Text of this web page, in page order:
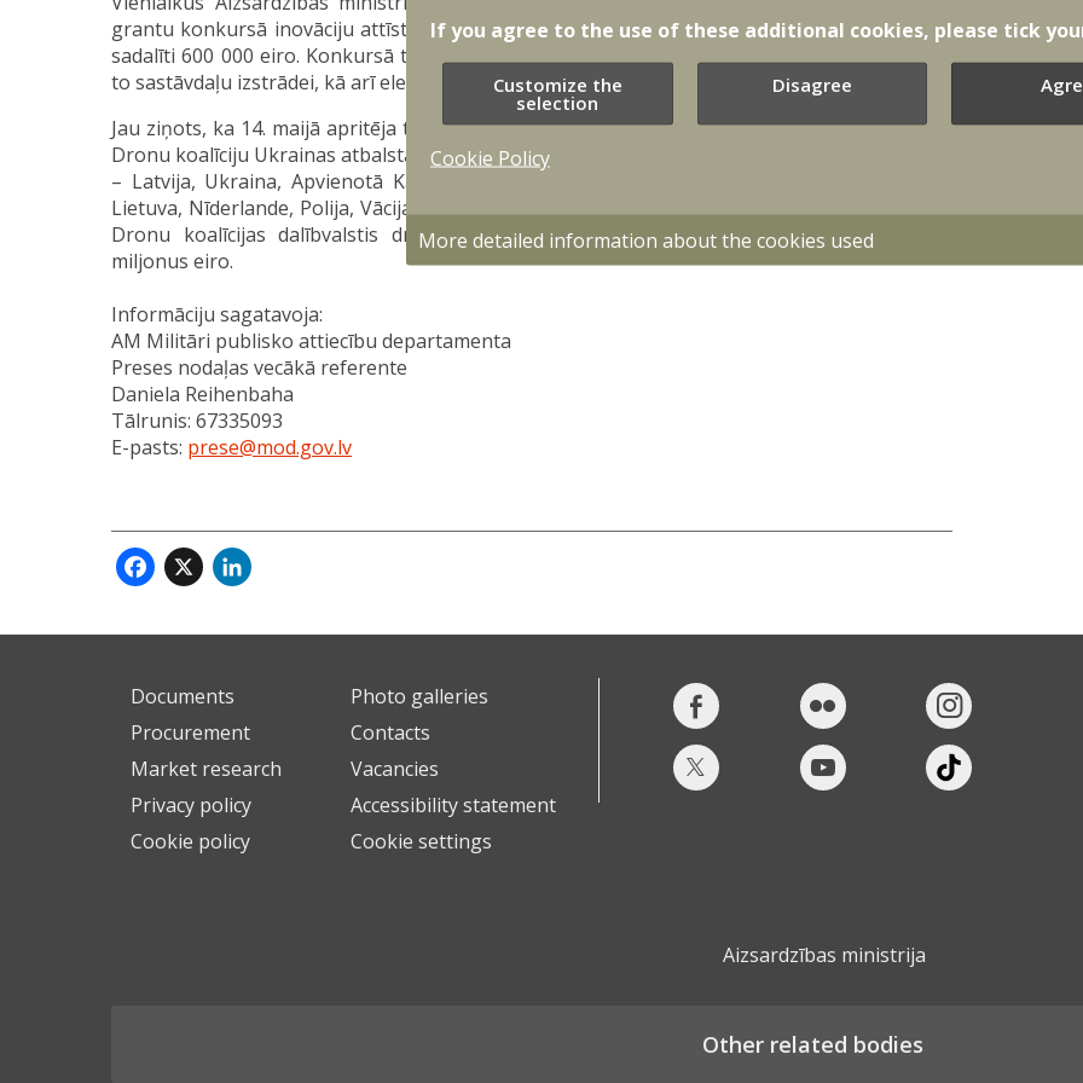
grantu konkursā inovāciju attīstībai bezpilota lidaparātu jomā, kurā starp uzvarētājiem tiks
sadalīti 600 000 eiro. Konkursā tiks atbalstīti projekti jaunu nometamās munīcijas lādiņu un
to sastāvdaļu izstrādei, kā arī elektroniskās karadarbības un pretdronu sistēmu attīstībai.
Jau ziņots, ka 14. maijā apritēja trīs mēneši kopš Latvija kopā ar Apvienoto Karalisti dibināja
Dronu koalīciju Ukrainas atbalstam. Par dalību dronu koalīcijā paziņojušas kopumā 14 valstis
– Latvija, Ukraina, Apvienotā Karaliste, Austrālija, Čehija, Dānija, Igaunija, Itālija, Kanāda,
Lietuva, Nīderlande, Polija, Vācija un Zviedrija. Tām var pievienoties vēl citas valstis. Līdz šim
Dronu koalīcijas dalībvalstis dronu ziedošanai Ukrainai piesaistījušas vairāk nekā 500
miljonus eiro.
Informāciju sagatavoja:
AM Militāri publisko attiecību departamenta
Preses nodaļas vecākā referente
Daniela Reihenbaha
Tālrunis: 67335093
E-pasts: prese@mod.gov.lv
Facebook
X
Documents
Photo galleries
Procurement
Contacts
Market research
Vacancies
Privacy policy
Accessibility statement
Cookie policy
Cookie settings
Aizsardzības ministrija
Other related bodies
If you agree to the use of these additional cookies, please tick
Customize the
selection
Disagree
Cookie Policy
More detailed information about the cookies used